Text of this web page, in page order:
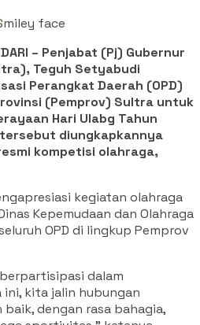
– Penjabat (Pj) Gubernur
Teguh Setyabudi
Perangkat Daerah (OPD)
(Pemprov) Sultra untuk
Hari Ulabg Tahun
diungkapkannya
kompetisi olahraga,
kegiatan olahraga
Kepemudaan dan Olahraga
OPD di lingkup Pemprov
dalam
ini, kita jalin hubungan
dengan rasa bahagia,